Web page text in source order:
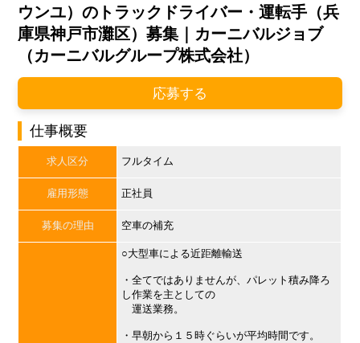
ウンユ）のトラックドライバー・運転手（兵
庫県神戸市灘区）募集｜カーニバルジョブ
（カーニバルグループ株式会社）
応募する
仕事概要
求人区分 フルタイム
雇用形態 正社員
募集の理由 空車の補充
○大型車による近距離輸送
・全てではありませんが、パレット積み降ろ
し作業を主としての
運送業務。
・早朝から１５時ぐらいが平均時間です。